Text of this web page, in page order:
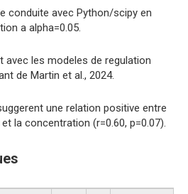
conduite avec Python/scipy en
a alpha=0.05.
avec les modeles de regulation
de Martin et al., 2024.
une relation positive entre
la concentration (r=0.60, p=0.07).